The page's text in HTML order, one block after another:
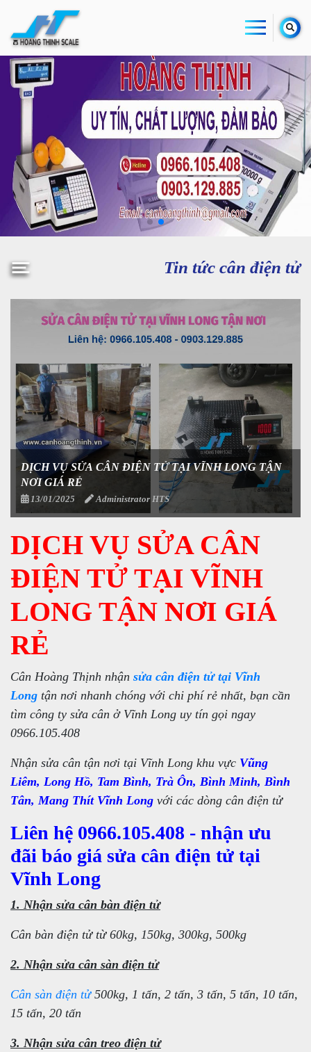
Tin tức cân điện tử
DỊCH VỤ SỬA CÂN ĐIỆN TỬ TẠI VĨNH LONG TẬN
NƠI GIÁ RẺ
13/01/2025 Administrator HTS
DỊCH VỤ SỬA CÂN
ĐIỆN TỬ TẠI VĨNH
LONG TẬN NƠI GIÁ
RẺ
Cân Hoàng Thịnh nhận sửa cân điện tử tại Vĩnh
Long tận nơi nhanh chóng với chi phí rẻ nhất, bạn cần
tìm công ty sửa cân ở Vĩnh Long uy tín gọi ngay
0966.105.408
Nhận sửa cân tận nơi tại Vĩnh Long khu vực Vũng
Liêm, Long Hồ, Tam Bình, Trà Ôn, Bình Minh, Bình
Tân, Mang Thít Vĩnh Long với các dòng cân điện tử
Liên hệ 0966.105.408 - nhận ưu
đãi báo giá sửa cân điện tử tại
Vĩnh Long
1. Nhận sửa cân bàn điện tử
Cân bàn điện tử từ 60kg, 150kg, 300kg, 500kg
2. Nhận sửa cân sàn điện tử
Cân sàn điện tử 500kg, 1 tấn, 2 tấn, 3 tấn, 5 tấn, 10 tấn,
15 tấn, 20 tấn
3. Nhận sửa cân treo điện tử